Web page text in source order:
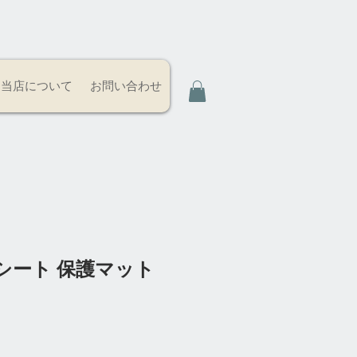
当店について お問い合わせ
ート 保護マット